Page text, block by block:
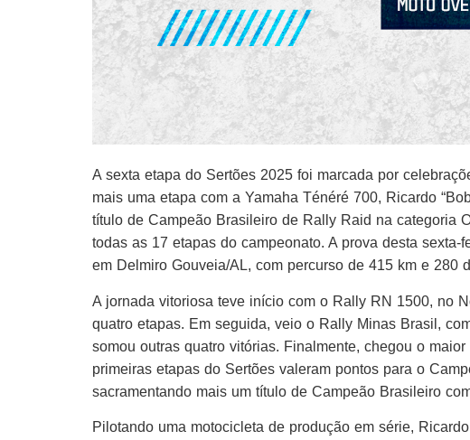
A sexta etapa do Sertões 2025 foi marcada por
mais uma etapa com a Yamaha Ténéré 700, Ricardo
título de Campeão Brasileiro de Rally Raid na categoria
todas as 17 etapas do campeonato. A prova desta
em Delmiro Gouveia/AL, com percurso de 415 km e 280
A jornada vitoriosa teve início com o Rally RN 1500, no
quatro etapas. Em seguida, veio o Rally Minas Brasil,
somou outras quatro vitórias. Finalmente, chegou o
primeiras etapas do Sertões valeram pontos para o
sacramentando mais um título de Campeão Brasileiro
Pilotando uma motocicleta de produção em série,